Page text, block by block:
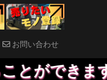
お問い合わせ
す。